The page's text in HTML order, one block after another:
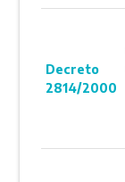
Decreto
2814/2000